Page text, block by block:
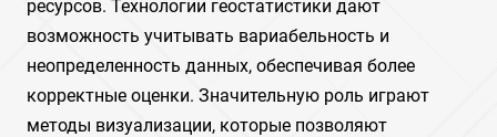
ресурсов. Технологии геостатистики дают
возможность учитывать вариабельность и
неопределенность данных, обеспечивая более
корректные оценки. Значительную роль играют
методы визуализации, которые позволяют